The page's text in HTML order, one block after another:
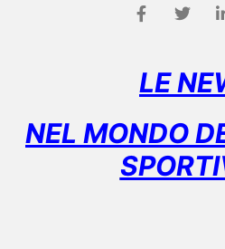
LE
NEL MONDO